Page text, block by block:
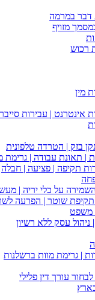
דבר במרמה
מזויף
רכוש
מין
אינטרנט | עבירות סייבר
בזק | הטרדה טלפונית
| תאונת עבודה | גרימת
תקיפה | פציעה | חבלה
על כלי יריה |
תקיפת שוטר | הפרעה
משפט
ניהול עסק ללא רשיון
| גרימת מוות ברשלנות
עורך דין פלילי